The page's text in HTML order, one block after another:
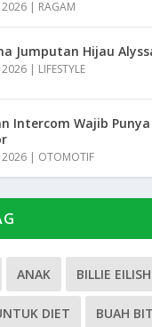
| RAGAM
Jumputan Hijau
| LIFESTYLE
Intercom Wajib
| OTOMOTIF
ANAK BILLIE EILISH
DIET BUAH BIT